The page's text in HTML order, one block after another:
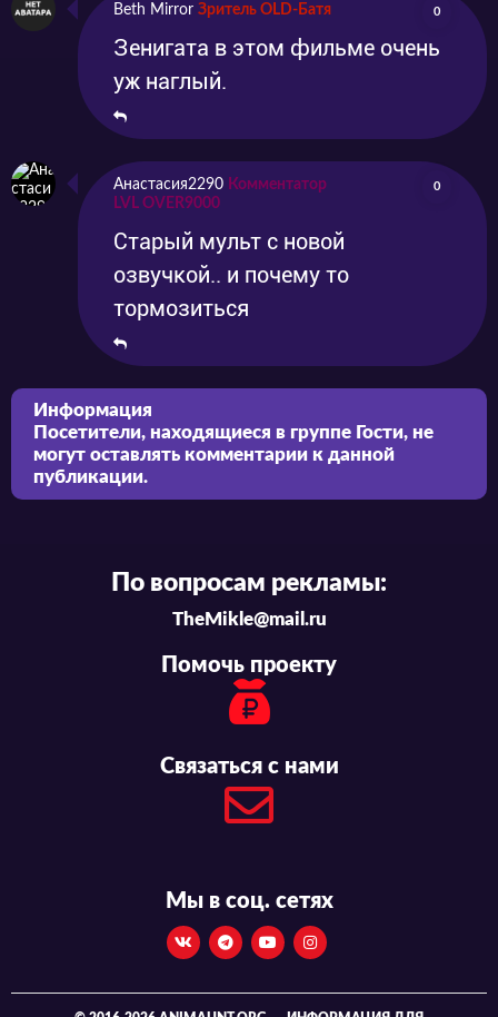
Beth Mirror Зритель OLD-Батя 0
Зенигата в этом фильме очень
уж наглый.
Анастасия2290 Комментатор
LVL OVER9000
0
Старый мульт с новой
озвучкой.. и почему то
тормозиться
Информация
Посетители, находящиеся в группе Гости, не
могут оставлять комментарии к данной
публикации.
По вопросам рекламы:
TheMikle@mail.ru
Помочь проекту
Связаться с нами
Мы в соц. сетях